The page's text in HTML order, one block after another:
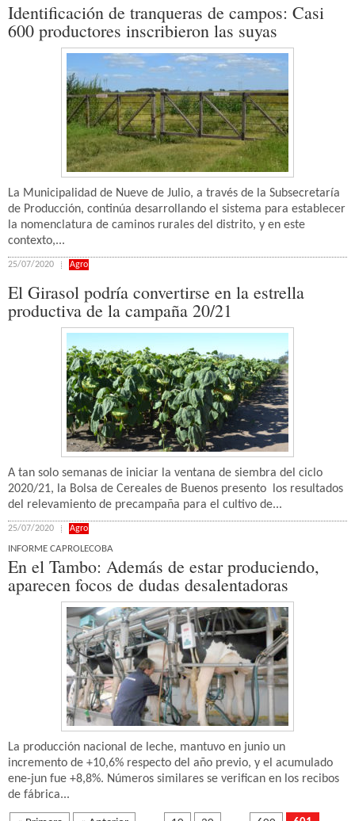
Identificación de tranqueras de campos: Casi
600 productores inscribieron las suyas
La Municipalidad de Nueve de Julio, a través de la Subsecretaría
de Producción, continúa desarrollando el sistema para establecer
la nomenclatura de caminos rurales del distrito, y en este
contexto,...
25/07/2020 Agro
El Girasol podría convertirse en la estrella
productiva de la campaña 20/21
A tan solo semanas de iniciar la ventana de siembra del ciclo
2020/21, la Bolsa de Cereales de Buenos presento los resultados
del relevamiento de precampaña para el cultivo de...
25/07/2020 Agro
INFORME CAPROLECOBA
En el Tambo: Además de estar produciendo,
aparecen focos de dudas desalentadoras
La producción nacional de leche, mantuvo en junio un
incremento de +10,6% respecto del año previo, y el acumulado
ene-jun fue +8,8%. Números similares se verifican en los recibos
de fábrica...